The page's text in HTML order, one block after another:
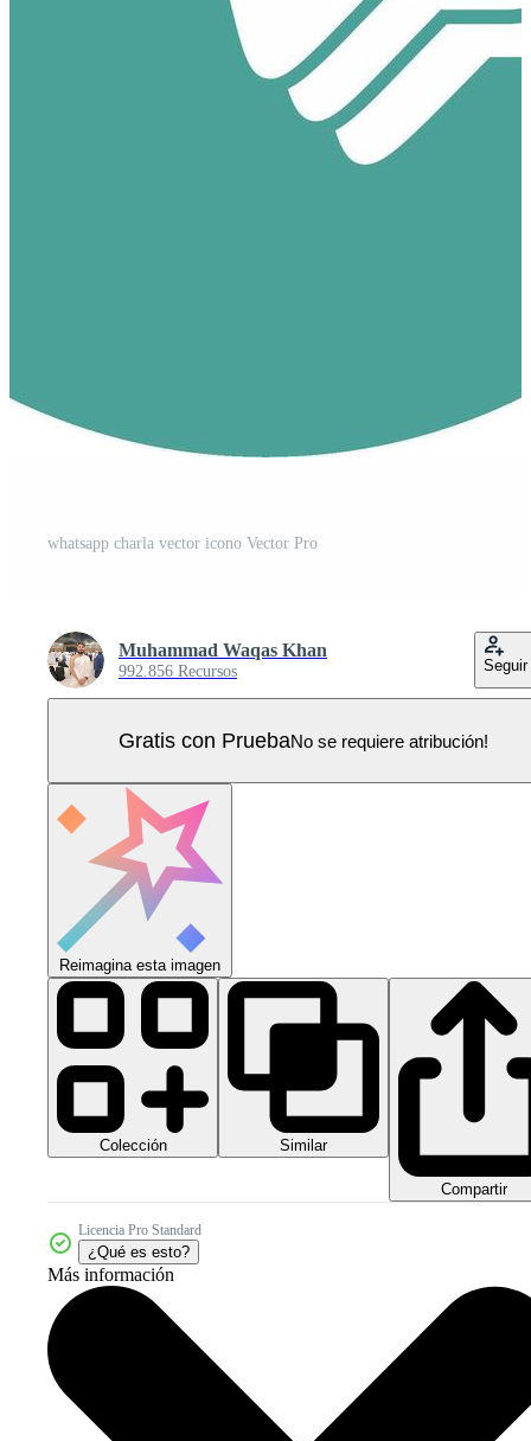
whatsapp charla vector icono Vector Pro
Muhammad Waqas Khan
992.856 Recursos Seguir
Gratis con PruebaNo se requiere atribución!
Reimagina esta imagen
Colección Similar
Compartir
Licencia Pro Standard
¿Qué es esto?
Más información